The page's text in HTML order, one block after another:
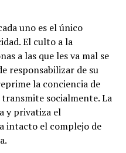
uno es el único
El culto a la
a las que les va mal se
responsabilizar de su
la conciencia de
socialmente. La
y privatiza el
intacto el complejo de